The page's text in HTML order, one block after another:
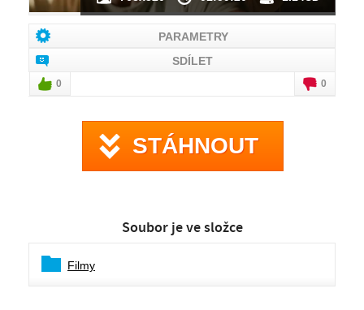
PARAMETRY
SDÍLET
0 0
STÁHNOUT
Soubor je ve složce
Filmy